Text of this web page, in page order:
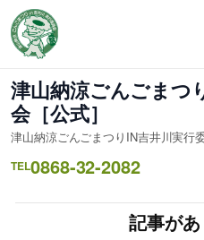
容
を
ス
キ
ッ
プ
津山納涼ごんごまつ
会［公式］
津山納涼ごんごまつりIN吉井川実行
TEL0868-32-2082
記事が